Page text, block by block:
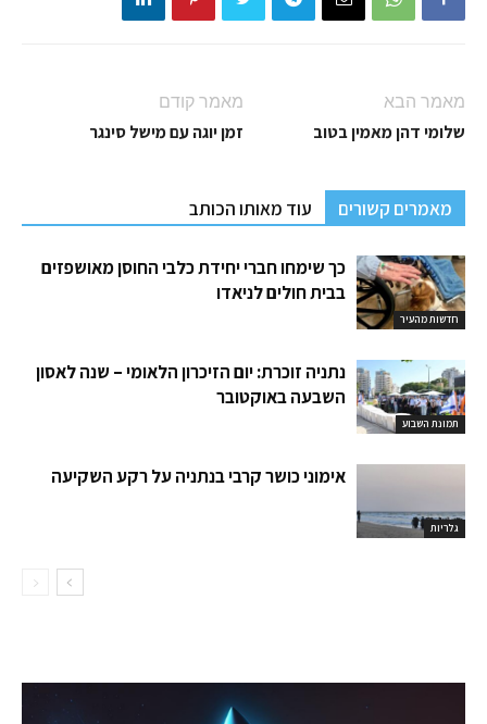
מאמר קודם
זמן יוגה עם מישל סינגר
מאמר הבא
שלומי דהן מאמין בטוב
מאמרים קשורים עוד מאותו הכותב
חדשות מהעיר
כך שימחו חברי יחידת כלבי החוסן מאושפזים
בבית חולים לניאדו
תמונת השבוע
נתניה זוכרת: יום הזיכרון הלאומי – שנה לאסון
השבעה באוקטובר
גלריות
אימוני כושר קרבי בנתניה על רקע השקיעה